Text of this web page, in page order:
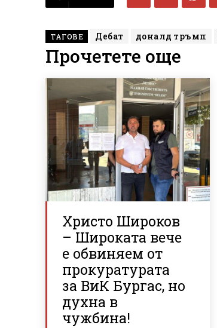
ТАГОВЕ Дебат доналд тръмп
Прочетете още
Христо Широков
– Широката вече
е обвиняем от
прокуратурата
за ВиК Бургас, но
духна в
чужбина!